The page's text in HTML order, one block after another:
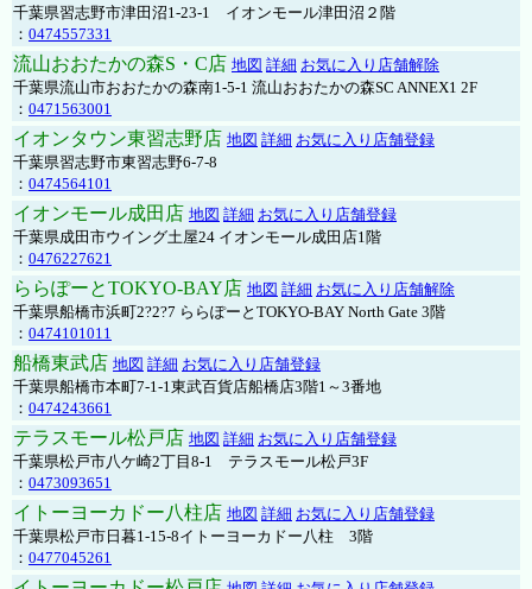
千葉県習志野市津田沼1-23-1 イオンモール津田沼２階
： 0474557331
流山おおたかの森S・C店 地図 詳細 お気に入り店舗解除
千葉県流山市おおたかの森南1-5-1 流山おおたかの森SC ANNEX1 2F
： 0471563001
イオンタウン東習志野店 地図 詳細 お気に入り店舗登録
千葉県習志野市東習志野6-7-8
： 0474564101
イオンモール成田店 地図 詳細 お気に入り店舗登録
千葉県成田市ウイング土屋24 イオンモール成田店1階
： 0476227621
ららぽーとTOKYO-BAY店 地図 詳細 お気に入り店舗解除
千葉県船橋市浜町2?2?7 ららぽーとTOKYO-BAY North Gate 3階
： 0474101011
船橋東武店 地図 詳細 お気に入り店舗登録
千葉県船橋市本町7-1-1東武百貨店船橋店3階1～3番地
： 0474243661
テラスモール松戸店 地図 詳細 お気に入り店舗登録
千葉県松戸市八ケ崎2丁目8-1 テラスモール松戸3F
： 0473093651
イトーヨーカドー八柱店 地図 詳細 お気に入り店舗登録
千葉県松戸市日暮1-15-8イトーヨーカドー八柱 3階
： 0477045261